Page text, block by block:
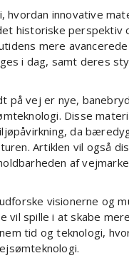
hvordan innovative
historiske perspektiv
mere
i dag, samt deres
på vej er nye,
Disse
da
Artiklen vil også
af
visionerne og
vil spille i at skabe
tid og teknologi,